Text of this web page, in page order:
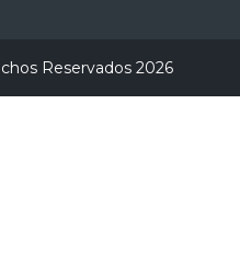
Reservados 2026